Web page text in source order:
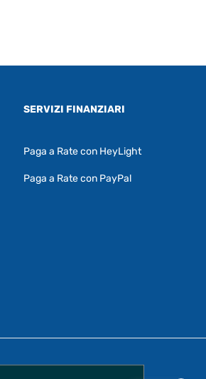
SERVIZI FINANZIARI
Paga a Rate con HeyLight
Paga a Rate con PayPal
RF Assist
informazioni generali o
prodotti.